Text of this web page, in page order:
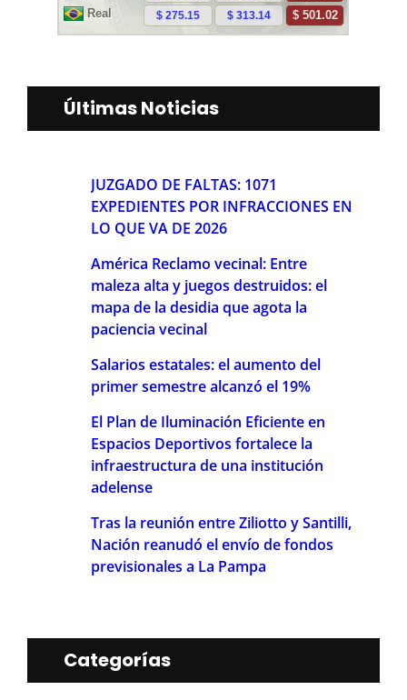
Últimas Noticias
JUZGADO DE FALTAS: 1071
EXPEDIENTES POR INFRACCIONES EN
LO QUE VA DE 2026
América Reclamo vecinal: Entre
maleza alta y juegos destruidos: el
mapa de la desidia que agota la
paciencia vecinal
Salarios estatales: el aumento del
primer semestre alcanzó el 19%
El Plan de Iluminación Eficiente en
Espacios Deportivos fortalece la
infraestructura de una institución
adelense
Tras la reunión entre Ziliotto y Santilli,
Nación reanudó el envío de fondos
previsionales a La Pampa
Categorías